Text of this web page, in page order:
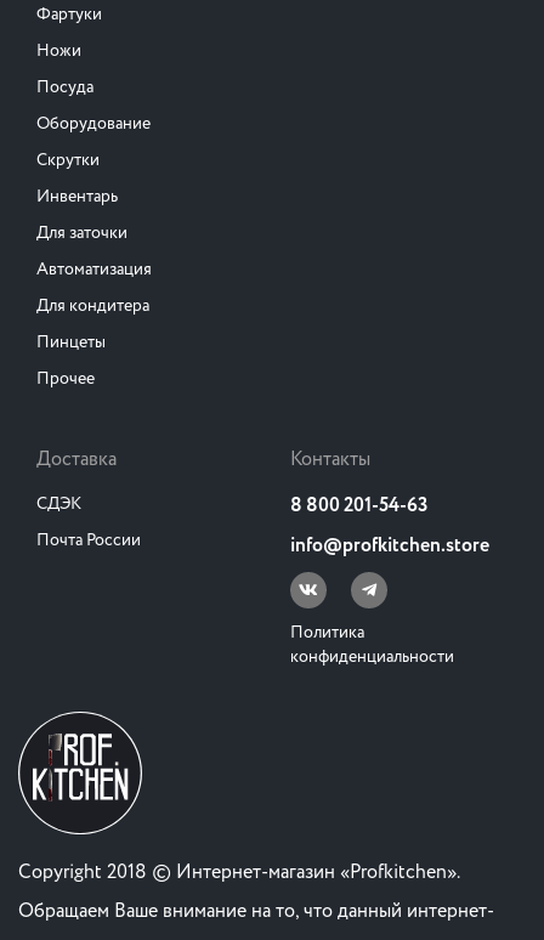
Фартуки
Ножи
Посуда
Оборудование
Скрутки
Инвентарь
Для заточки
Автоматизация
Для кондитера
Пинцеты
Прочее
Доставка
СДЭК
Почта России
Контакты
8 800 201-54-63
info@profkitchen.store
Политика
конфиденциальности
Copyright 2018 © Интернет-магазин «Profkitchen».
Обращаем Ваше внимание на то, что данный интернет-